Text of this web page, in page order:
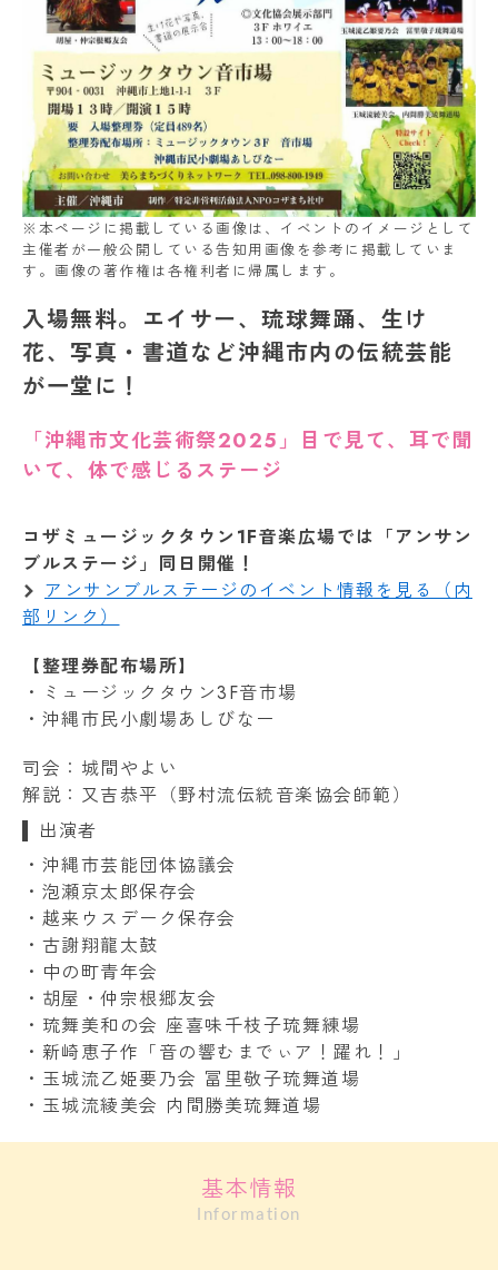
※本ページに掲載している画像は、イベントのイメージとして
主催者が一般公開している告知用画像を参考に掲載していま
す。画像の著作権は各権利者に帰属します。
入場無料。エイサー、琉球舞踊、生け
花、写真・書道など沖縄市内の伝統芸能
が一堂に！
「沖縄市文化芸術祭2025」目で見て、耳で聞
いて、体で感じるステージ
コザミュージックタウン1F音楽広場では「アンサン
ブルステージ」同日開催！
アンサンブルステージのイベント情報を見る（内
部リンク）
【整理券配布場所】
・ミュージックタウン3F音市場
・沖縄市民小劇場あしびなー
司会：城間やよい
解説：又吉恭平（野村流伝統音楽協会師範）
出演者
・沖縄市芸能団体協議会
・泡瀬京太郎保存会
・越来ウスデーク保存会
・古謝翔龍太鼓
・中の町青年会
・胡屋・仲宗根郷友会
・琉舞美和の会 座喜味千枝子琉舞練場
・新崎恵子作「音の響むまでぃア！躍れ！」
・玉城流乙姫要乃会 冨里敬子琉舞道場
・玉城流綾美会 内間勝美琉舞道場
基本情報
Information